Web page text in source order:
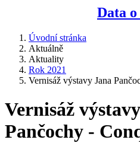
Data
Úvodní stránka
Aktuálně
Aktuality
Rok 2021
Vernisáž výstavy Jana
Vernisáž
Pančochy -